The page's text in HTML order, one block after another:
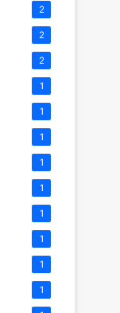
2
2
2
1
1
1
1
1
1
1
1
1